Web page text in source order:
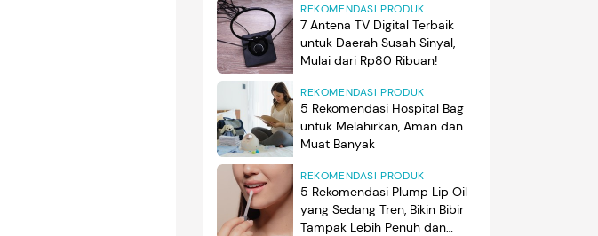
REKOMENDASI PRODUK
7 Antena TV Digital Terbaik
untuk Daerah Susah Sinyal,
Mulai dari Rp80 Ribuan!
REKOMENDASI PRODUK
5 Rekomendasi Hospital Bag
untuk Melahirkan, Aman dan
Muat Banyak
REKOMENDASI PRODUK
5 Rekomendasi Plump Lip Oil
yang Sedang Tren, Bikin Bibir
Tampak Lebih Penuh dan